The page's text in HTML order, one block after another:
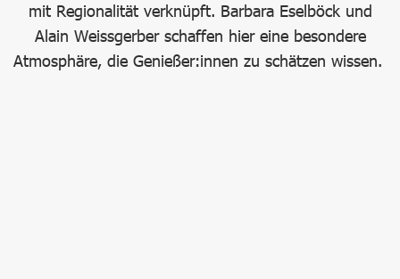
mit Regionalität verknüpft. Barbara Eselböck und
Alain Weissgerber schaffen hier eine besondere
Atmosphäre, die Genießer:innen zu schätzen wissen.